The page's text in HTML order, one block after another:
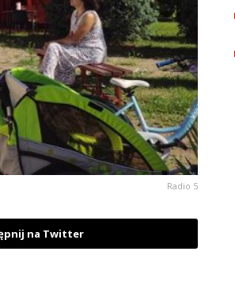
Radio 5
na Twitter